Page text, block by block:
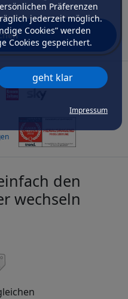
Präferenzen
jederzeit möglich.
Cookies” werden
Cookies gespeichert.
geht klar
Impressum
AUS
den
wechseln